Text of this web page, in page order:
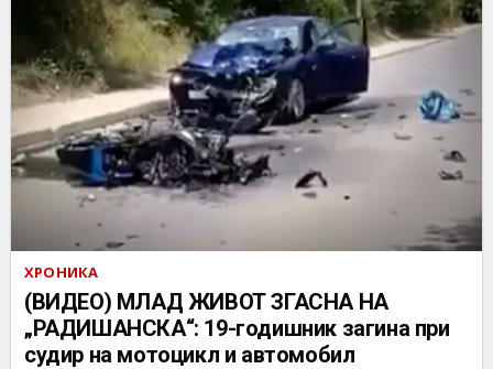
ХРОНИКА
(ВИДЕО) МЛАД ЖИВОТ ЗГАСНА НА
„РАДИШАНСКА“: 19-годишник загина при
судир на мотоцикл и автомобил